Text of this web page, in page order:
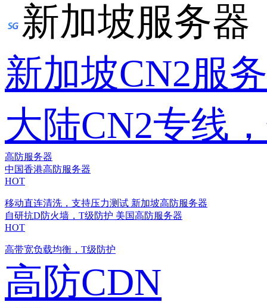
新加坡服务器
新加坡CN2服
大陆CN2专线
高防服务器
中国香港高防服务器
HOT
移动直连清洗，支持压力测试 新加坡高防服务器
自研抗D防火墙，T级防护 美国高防服务器
HOT
高带宽负载均衡，T级防护
高防CDN